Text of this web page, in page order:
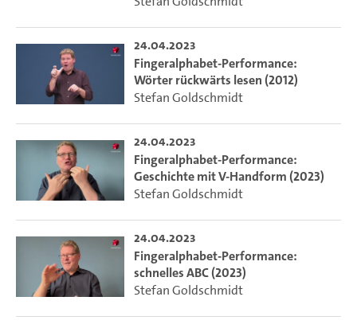
24.04.2023
Fingeralphabet-Performance:
Wörter rückwärts lesen (2012)
Stefan Goldschmidt
24.04.2023
Fingeralphabet-Performance:
Geschichte mit V-Handform (2023)
Stefan Goldschmidt
24.04.2023
Fingeralphabet-Performance:
schnelles ABC (2023)
Stefan Goldschmidt